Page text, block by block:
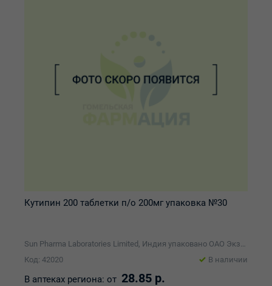
Кутипин 200 таблетки п/о 200мг упаковка №30
Sun Pharma Laboratories Limited, Индия упаковано ОАО Экзон
Код: 42020
В наличии
В аптеках региона: от 28.85 р.